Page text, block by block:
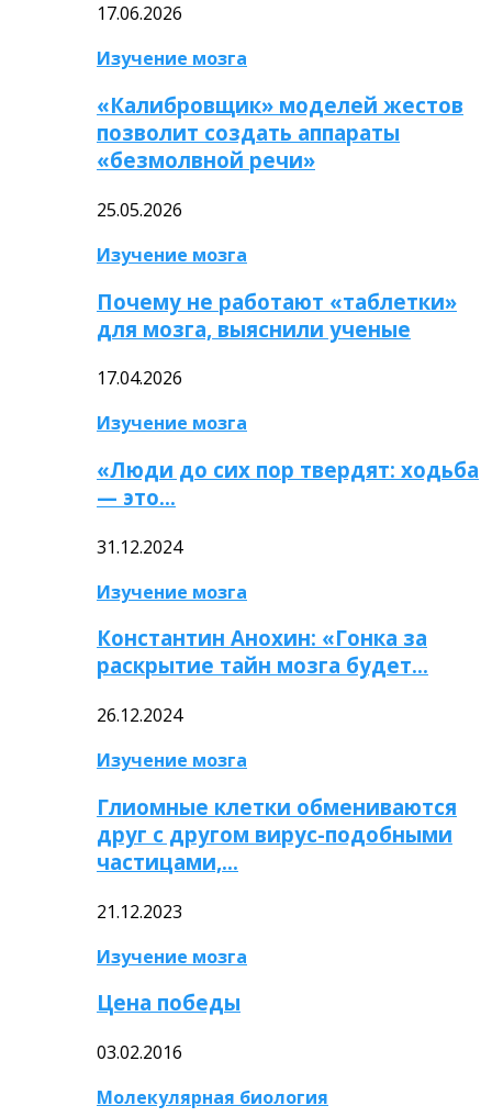
17.06.2026
Изучение мозга
«Калибровщик» моделей жестов
позволит создать аппараты
«безмолвной речи»
25.05.2026
Изучение мозга
Почему не работают «таблетки»
для мозга, выяснили ученые
17.04.2026
Изучение мозга
«Люди до сих пор твердят: ходьба
— это…
31.12.2024
Изучение мозга
Константин Анохин: «Гонка за
раскрытие тайн мозга будет…
26.12.2024
Изучение мозга
Глиомные клетки обмениваются
друг с другом вирус-подобными
частицами,…
21.12.2023
Изучение мозга
Цена победы
03.02.2016
Молекулярная биология